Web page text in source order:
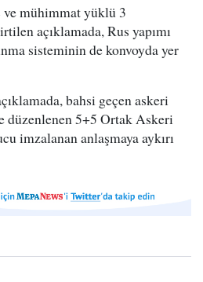
ve mühimmat yüklü 3
açıklamada, Rus yapımı
sisteminin de konvoyda yer
bahsi geçen askeri
düzenlenen 5+5 Ortak Askeri
imzalanan anlaşmaya aykırı